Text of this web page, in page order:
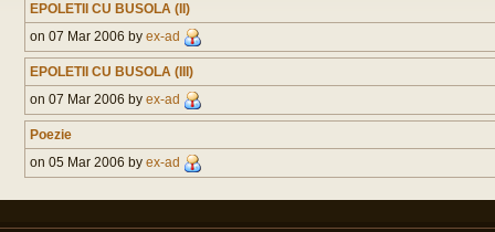
EPOLETII CU BUSOLA (II)
on 07 Mar 2006 by ex-ad
EPOLETII CU BUSOLA (III)
on 07 Mar 2006 by ex-ad
Poezie
on 05 Mar 2006 by ex-ad